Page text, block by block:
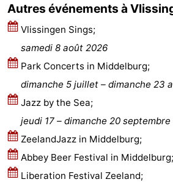
de
Mantelingen
Domburg
-
Westkapelle
Zoutelande
-
Nature
Walcherse
bos
-
Dishoek
Middelburg
Zeeuws-
Vlaanderen
-
Autres événements à
Vlissingen Sings;
samedi 8 août 2026
Park Concerts in Middelburg;
dimanche 5 juillet – dimanche 23
Jazz by the Sea;
jeudi 17 – dimanche 20 septembre
ZeelandJazz in Middelburg;
Abbey Beer Festival in Middelburg;
Liberation Festival Zeeland;